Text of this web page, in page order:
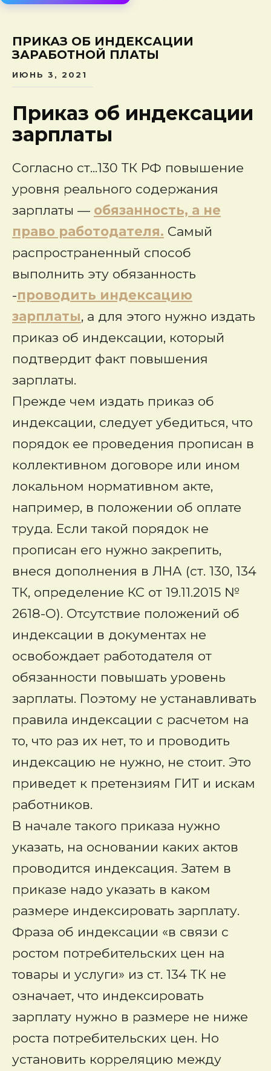
ПРИКАЗ ОБ ИНДЕКСАЦИИ
ЗАРАБОТНОЙ ПЛАТЫ
ИЮНЬ 3, 2021
Приказ об индексации
зарплаты
Согласно ст...130 ТК РФ повышение
уровня реального содержания
зарплаты — обязанность, а не
право работодателя. Самый
распространенный способ
выполнить эту обязанность
-проводить индексацию
зарплаты, а для этого нужно издать
приказ об индексации, который
подтвердит факт повышения
зарплаты.
Прежде чем издать приказ об
индексации, следует убедиться, что
порядок ее проведения прописан в
коллективном договоре или ином
локальном нормативном акте,
например, в положении об оплате
труда. Если такой порядок не
прописан его нужно закрепить,
внеся дополнения в ЛНА (ст. 130, 134
ТК, определение КС от 19.11.2015 №
2618-О). Отсутствие положений об
индексации в документах не
освобождает работодателя от
обязанности повышать уровень
зарплаты. Поэтому не устанавливать
правила индексации с расчетом на
то, что раз их нет, то и проводить
индексацию не нужно, не стоит. Это
приведет к претензиям ГИТ и искам
работников.
В начале такого приказа нужно
указать, на основании каких актов
проводится индексация. Затем в
приказе надо указать в каком
размере индексировать зарплату.
Фраза об индексации «в связи с
ростом потребительских цен на
товары и услуги» из ст. 134 ТК не
означает, что индексировать
зарплату нужно в размере не ниже
роста потребительских цен. Но
установить корреляцию между